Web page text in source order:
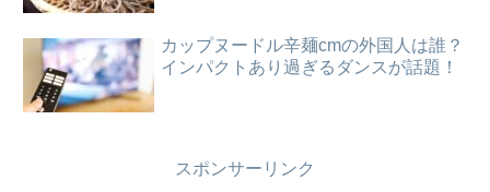
カップヌードル辛麺cmの外国人は誰？
インパクトあり過ぎるダンスが話題！
スポンサーリンク